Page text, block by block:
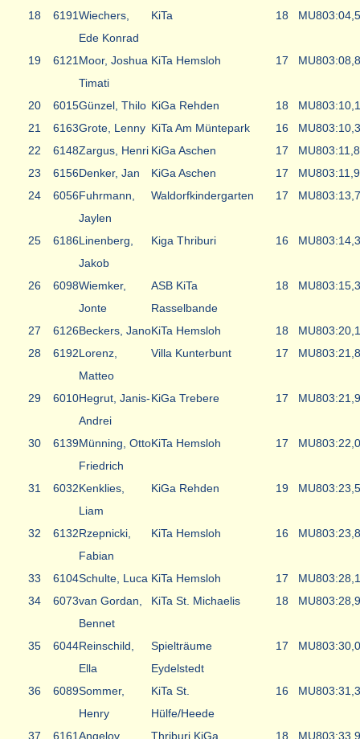
18 6191Wiechers,
Ede Konrad
KiTa 18 MU803:04,5
19 6121 Moor, Joshua
Timati
KiTa Hemsloh 17 MU803:08,8
20 6015Günzel, Thilo KiGa Rehden 18 MU803:10,1
21
6163Grote, Lenny KiTa Am Müntepark 16 MU803:10,3
22
6148Zargus, Henri KiGa Aschen 17 MU803:11,8
23
6156Denker, Jan KiGa Aschen 17 MU803:11,9
24
6056Fuhrmann,
Jaylen
Waldorfkindergarten 17 MU803:13,7
25 6186Linenberg,
Jakob
Kiga Thriburi 16 MU803:14,3
26 6098Wiemker,
Jonte
ASB KiTa
Rasselbande
18 MU803:15,3
27 6126Beckers, JanoKiTa Hemsloh 18 MU803:20,1
28
6192Lorenz,
Matteo
Villa Kunterbunt 17 MU803:21,8
29 6010Hegrut, Janis-
Andrei
KiGa Trebere 17 MU803:21,9
30 6139Münning, Otto
Friedrich
KiTa Hemsloh 17 MU803:22,0
31 6032Kenklies,
Liam
KiGa Rehden 19 MU803:23,5
32 6132Rzepnicki,
Fabian
KiTa Hemsloh 16 MU803:23,8
33 6104Schulte, Luca KiTa Hemsloh 17 MU803:28,1
34
6073van Gordan,
Bennet
KiTa St. Michaelis 18 MU803:28,9
35 6044Reinschild,
Ella
Spielträume
Eydelstedt
17 MU803:30,0
36 6089Sommer,
Henry
KiTa St.
Hülfe/Heede
16 MU803:31,3
37 6161Angelov, Thriburi KiGa 18 MU803:33,9